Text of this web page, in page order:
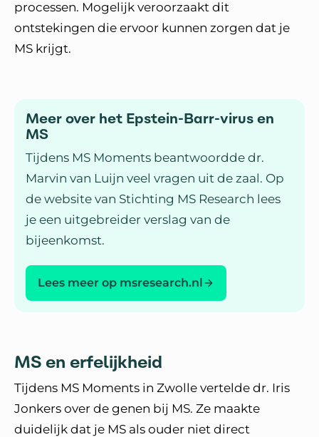
processen. Mogelijk veroorzaakt dit
ontstekingen die ervoor kunnen zorgen dat je
MS krijgt.
Meer over het Epstein-Barr-virus en
MS
Tijdens MS Moments beantwoordde dr.
Marvin van Luijn veel vragen uit de zaal. Op
de website van Stichting MS Research lees
je een uitgebreider verslag van de
bijeenkomst.
Lees meer op msresearch.nl
MS en erfelijkheid
Tijdens MS Moments in Zwolle vertelde dr. Iris
Jonkers over de genen bij MS. Ze maakte
duidelijk dat je MS als ouder niet direct